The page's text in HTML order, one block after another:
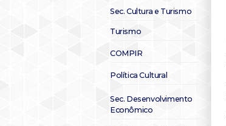
Sec. Cultura e Turismo
Turismo
COMPIR
Política Cultural
Sec. Desenvolvimento
Econômico